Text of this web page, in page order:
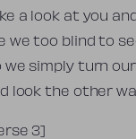
a look at you
we too blind to
we simply turn
look the other
3]